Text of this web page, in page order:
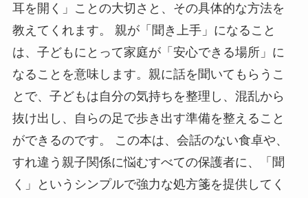
耳を開く」ことの大切さと、その具体的な方法を
教えてくれます。 親が「聞き上手」になること
は、子どもにとって家庭が「安心できる場所」に
なることを意味します。親に話を聞いてもらうこ
とで、子どもは自分の気持ちを整理し、混乱から
抜け出し、自らの足で歩き出す準備を整えること
ができるのです。 この本は、会話のない食卓や、
すれ違う親子関係に悩むすべての保護者に、「聞
く」というシンプルで強力な処方箋を提供してく